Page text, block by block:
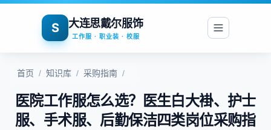
S 大连思戴尔服饰
工作服 · 职业装 · 校服
首页 / 知识库 / 采购指南 /
医院工作服怎么选？医生白大褂、护士
服、手术服、后勤保洁四类岗位采购指